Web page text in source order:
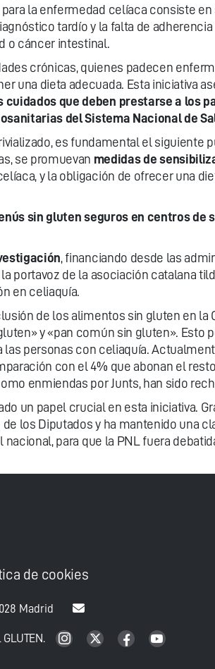
la enfermedad celíaca consiste
tardío y la falta de
o cáncer intestinal.
crónicas, quienes padecen
una dieta adecuada. Esta iniciativa
cuidados que deben prestarse a los
del Sistema Nacional de
es fundamental el siguiente
se promuevan medidas de
y la obligación de ofrecer una
sin gluten seguros en centros
, financiando desde las
portavoz de la asociación catalana
en celiaquía.
de los alimentos sin gluten en
y «pan común sin gluten».
personas con celiaquía.
con el 4% que abonan el
enmiendas por Junts, han sido
un papel crucial en esta iniciativa.
los Diputados y ha mantenido una
para que la PNL fuera
de cookies
Madrid